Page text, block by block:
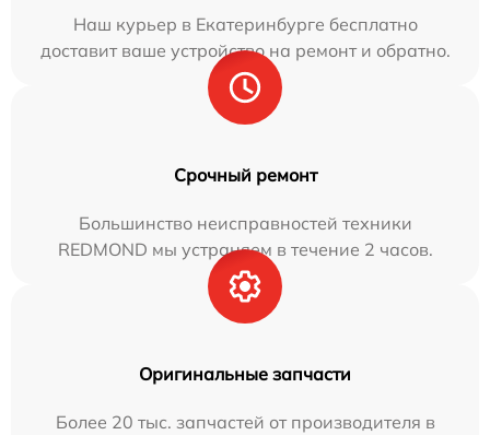
Наш курьер в Екатеринбурге бесплатно
доставит ваше устройство на ремонт и обратно.
Срочный ремонт
Большинство неисправностей техники
REDMOND мы устраняем в течение 2 часов.
Оригинальные запчасти
Более 20 тыс. запчастей от производителя в